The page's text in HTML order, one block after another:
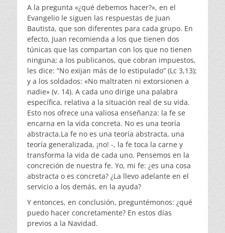
A la pregunta «¿qué debemos hacer?», en el
Evangelio le siguen las respuestas de Juan
Bautista, que son diferentes para cada grupo. En
efecto, Juan recomienda a los que tienen dos
túnicas que las compartan con los que no tienen
ninguna; a los publicanos, que cobran impuestos,
les dice: “No exijan más de lo estipulado” (Lc 3,13);
y a los soldados: «No maltraten ni extorsionen a
nadie» (v. 14). A cada uno dirige una palabra
específica, relativa a la situación real de su vida.
Esto nos ofrece una valiosa enseñanza: la fe se
encarna en la vida concreta. No es una teoría
abstracta.La fe no es una teoría abstracta, una
teoría generalizada, ¡no! -, la fe toca la carne y
transforma la vida de cada uno. Pensemos en la
concreción de nuestra fe. Yo, mi fe: ¿es una cosa
abstracta o es concreta? ¿La llevo adelante en el
servicio a los demás, en la ayuda?
Y entonces, en conclusión, preguntémonos: ¿qué
puedo hacer concretamente? En estos días
previos a la Navidad.